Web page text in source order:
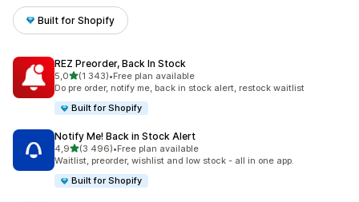
Built for Shopify
REZ Preorder, Back In Stock
5,0z 5 hvězd
(1 343)
Celkový počet recenzí: 1343
•Free plan available
Do pre order, notify me, back in stock alert, restock waitlist
Built for Shopify
Notify Me! Back in Stock Alert
4,9z 5 hvězd
(3 496)
Celkový počet recenzí: 3496
•Free plan available
Waitlist, preorder, wishlist and low stock - all in one app.
Built for Shopify